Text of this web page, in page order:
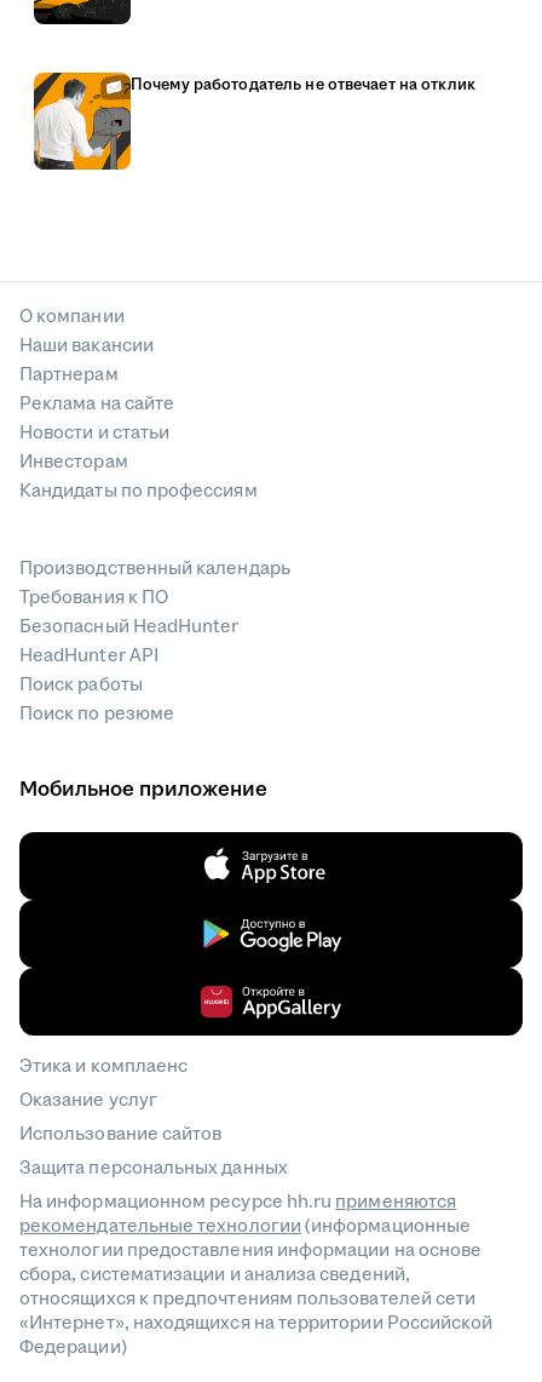
Почему работодатель не отвечает на отклик
О компании
Наши вакансии
Партнерам
Реклама на сайте
Новости и статьи
Инвесторам
Кандидаты по профессиям
Производственный календарь
Требования к ПО
Безопасный HeadHunter
HeadHunter API
Поиск работы
Поиск по резюме
Мобильное приложение
Этика и комплаенс
Оказание услуг
Использование сайтов
Защита персональных данных
На информационном ресурсе hh.ru применяются
рекомендательные технологии(информационные
технологии предоставления информации на основе
сбора, систематизации и анализа сведений,
относящихся к предпочтениям пользователей сети
«Интернет», находящихся на территории Российской
Федерации)